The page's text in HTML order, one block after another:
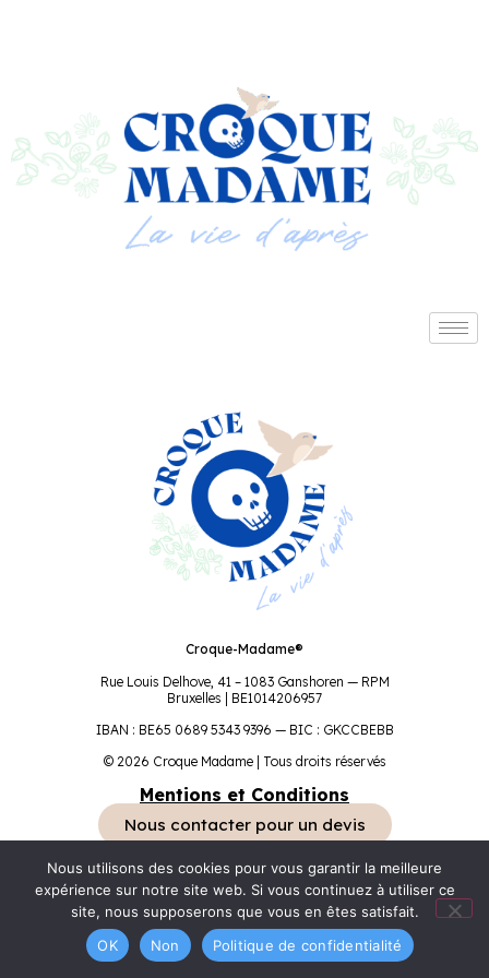
Croque-Madame®
Rue Louis Delhove, 41 – 1083 Ganshoren — RPM
Bruxelles | BE1014206957
IBAN : BE65 0689 5343 9396 — BIC : GKCCBEBB
© 2026 Croque Madame | Tous droits réservés
Mentions et Conditions
Nous contacter pour un devis
Nous utilisons des cookies pour vous garantir la meilleure
expérience sur notre site web. Si vous continuez à utiliser ce
site, nous supposerons que vous en êtes satisfait.
OK
Non Politique de confidentialité